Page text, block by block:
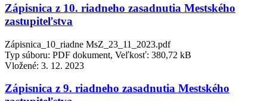
Zápisnica z 10. riadneho zasadnutia Mestského
zastupiteľstva
Zápisnica_10_riadne MsZ_23_11_2023.pdf
Typ súboru: PDF dokument, Veľkosť: 380,72 kB
Vložené: 3. 12. 2023
Zápisnica z 9. riadneho zasadnutia Mestského